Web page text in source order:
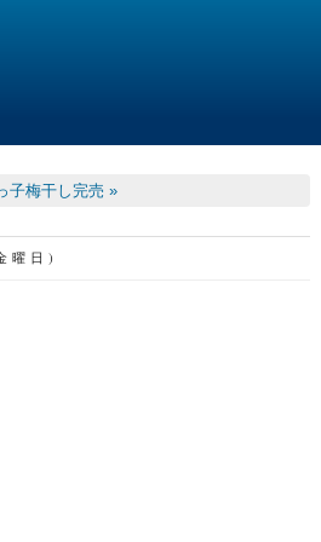
子梅干し完売 »
曜日)